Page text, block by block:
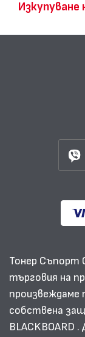
Изкупуване
Тонер Съпорт
търговия на
произвеждаме
собствена
BLACKBOARD